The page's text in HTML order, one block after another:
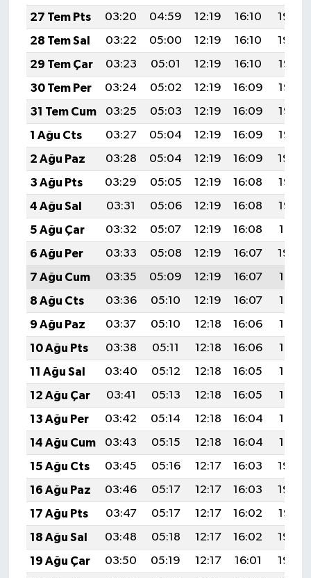
27 Tem Pts
03:20 04:59 12:19 16:10
19:29
28 Tem Sal
03:22 05:00 12:19 16:10
19:29
29 Tem Çar
03:23 05:01 12:19 16:10
19:28
30 Tem Per
03:24 05:02 12:19 16:09
19:27
31 Tem Cum
03:25 05:03 12:19 16:09
19:26
1 Ağu Cts
03:27 05:04 12:19 16:09
19:25
2 Ağu Paz
03:28 05:04 12:19 16:09
19:24
3 Ağu Pts
03:29 05:05 12:19 16:08
19:23
4 Ağu Sal
03:31 05:06 12:19 16:08
19:22
5 Ağu Çar
03:32 05:07 12:19 16:08
19:21
6 Ağu Per
03:33 05:08 12:19 16:07
19:20
7 Ağu Cum
03:35 05:09 12:19 16:07
19:19
8 Ağu Cts
03:36 05:10 12:19 16:07
19:18
9 Ağu Paz
03:37 05:10 12:18 16:06
19:16
10 Ağu Pts
03:38 05:11 12:18 16:06
19:15
11 Ağu Sal
03:40 05:12 12:18 16:05
19:14
12 Ağu Çar
03:41 05:13 12:18 16:05
19:13
13 Ağu Per
03:42 05:14 12:18 16:04
19:12
14 Ağu Cum
03:43 05:15 12:18 16:04
19:10
15 Ağu Cts
03:45 05:16 12:17 16:03
19:09
16 Ağu Paz
03:46 05:17 12:17 16:03
19:08
17 Ağu Pts
03:47 05:17 12:17 16:02
19:07
18 Ağu Sal
03:48 05:18 12:17 16:02
19:05
19 Ağu Çar
03:50 05:19 12:17 16:01
19:04